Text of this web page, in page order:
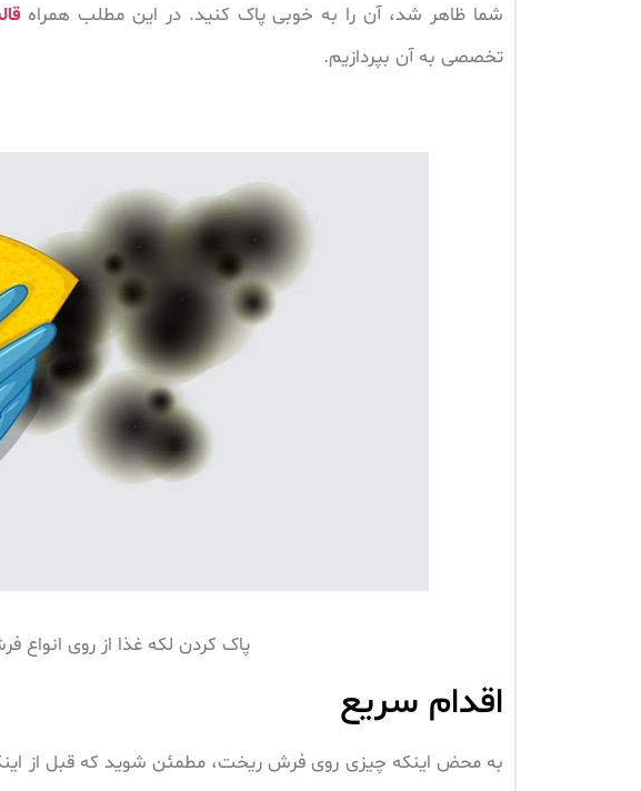
شما ظاهر شد، آن را به خوبی پاک کنید. در این مطلب همراه
تخصصی به آن بپردازیم.
پاک کردن لکه غذا از روی انواع
اقدام سریع
به محض اینکه چیزی روی فرش ریخت، مطمئن شوید که قبل از